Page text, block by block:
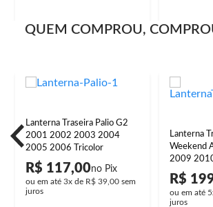
QUEM COMPROU,
Lanterna Traseira Palio G2
2001 2002 2003 2004
2005 2006 Tricolor
R$ 117,00
ou em até 3x de R$ 39,00 sem
juros
Lanterna
Weekend
2009
Canto
Acrilíco
R$
ou em até
juros